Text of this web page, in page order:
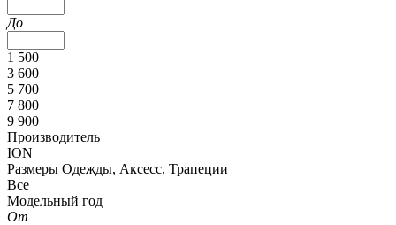
До
1 500
3 600
5 700
7 800
9 900
Производитель
ION
Размеры Одежды, Аксесс, Трапеции
Все
Модельный год
От